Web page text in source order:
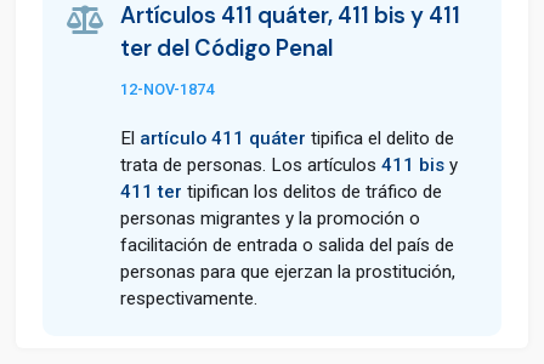
Artículos 411 quáter, 411 bis y 411
ter del Código Penal
12-NOV-1874
El artículo 411 quáter tipifica el delito de
trata de personas. Los artículos411 bis y
411 ter tipifican los delitos de tráfico de
personas migrantes y la promoción o
facilitación de entrada o salida del país de
personas para que ejerzan la prostitución,
respectivamente.